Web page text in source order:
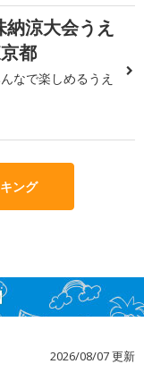
涼大会うえ
都
なで楽しめるうえ
ング
2026/08/07 更新